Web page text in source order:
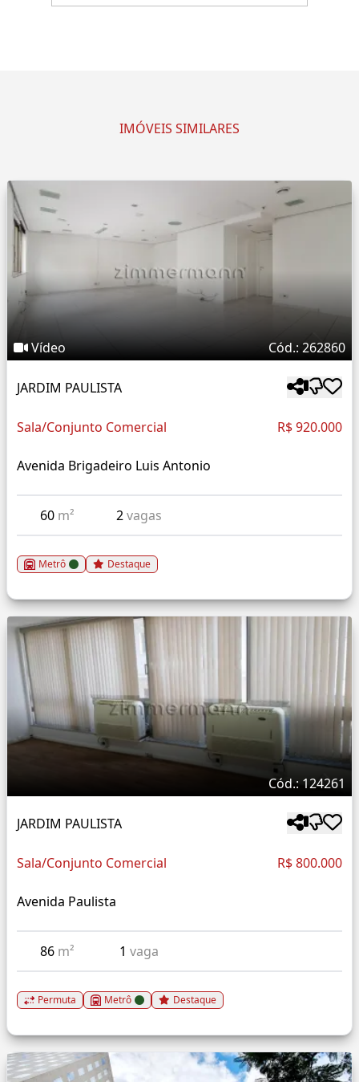
IMÓVEIS SIMILARES
Vídeo Cód.: 262860
JARDIM PAULISTA
Sala/Conjunto Comercial R$ 920.000
Avenida Brigadeiro Luis Antonio
60 m² 2vagas
Metrô Destaque
Cód.: 124261
JARDIM PAULISTA
Sala/Conjunto Comercial R$ 800.000
Avenida Paulista
86 m² 1 vaga
Permuta Metrô Destaque